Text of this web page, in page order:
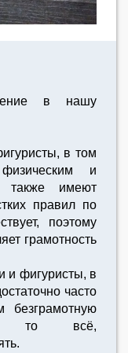
в нашу
в том
и
также имеют
правил по
поэтому
грамотность
и фигуристы, в
часто
безграмотную
то всё,